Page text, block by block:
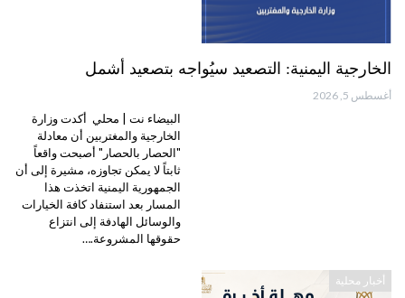
الخارجية اليمنية: التصعيد سيُواجه بتصعيد أشمل
أغسطس 5, 2026
البيضاء نت | محلي أكدت وزارة
الخارجية والمغتربين أن معادلة
"الحصار بالحصار" أصبحت واقعاً
ثابتاً لا يمكن تجاوزه، مشيرة إلى أن
الجمهورية اليمنية اتخذت هذا
المسار بعد استنفاد كافة الخيارات
والوسائل الهادفة إلى انتزاع
حقوقها المشروعة.…
أخبار محلية